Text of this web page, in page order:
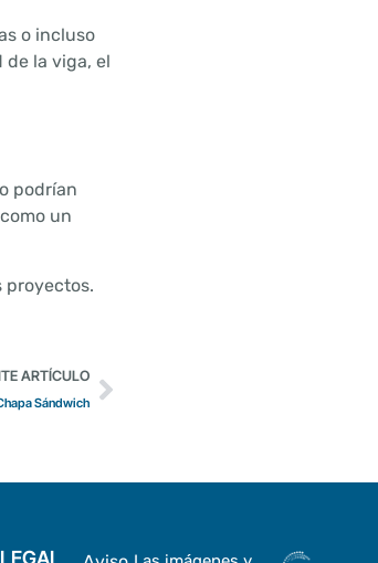
o incluso
la viga, el
podrían
un
proyectos.
ARTÍCULO
Sándwich
LEGAL